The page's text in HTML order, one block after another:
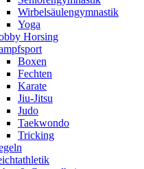
Wirbelsäulengymnastik
Yoga
Horsing
Boxen
Fechten
Karate
Jiu-Jitsu
Judo
Taekwondo
Tricking